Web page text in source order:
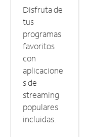
Disfruta de
tus
programas
favoritos
con
aplicacione
s de
streaming
populares
incluidas.